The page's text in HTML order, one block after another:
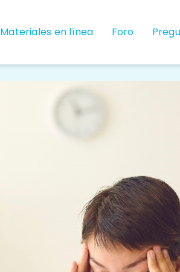
Materiales en línea Foro